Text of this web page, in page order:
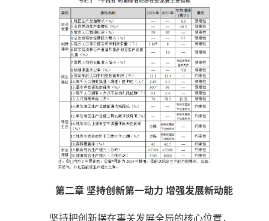
第二章 坚持创新第一动力 增强发展新动能
坚持把创新摆在事关发展全局的核心位置，